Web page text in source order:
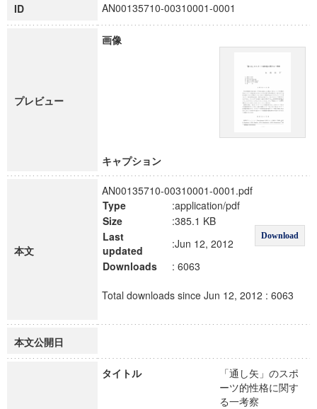
ID AN00135710-00310001-0001
プレビュー
画像
キャプション
本文
AN00135710-00310001-0001.pdf
Type
:application/pdf
Download
Size
:385.1 KB
Last
updated
:Jun 12, 2012
Downloads
: 6063
Total downloads since Jun 12, 2012 : 6063
本文公開日
タイトル
「通し矢」のスポ
ーツ的性格に関す
る一考察